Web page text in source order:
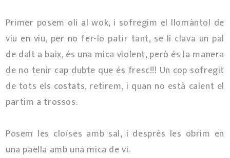
Primer posem oli al wok, i sofregim el llomàntol de
viu en viu, per no fer-lo patir tant, se li clava un pal
de dalt a baix, és una mica violent, però és la manera
de no tenir cap dubte que és fresc!!! Un cop sofregit
de tots els costats, retirem, i quan no està calent el
partim a trossos.
Posem les cloïses amb sal, i després les obrim en
una paella amb una mica de vi.